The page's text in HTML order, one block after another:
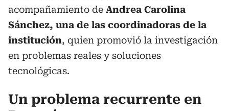
acompañamiento de Andrea Carolina
Sánchez, una de las coordinadoras de la
institución, quien promovió la investigación
en problemas reales y soluciones
tecnológicas.
Un problema recurrente en